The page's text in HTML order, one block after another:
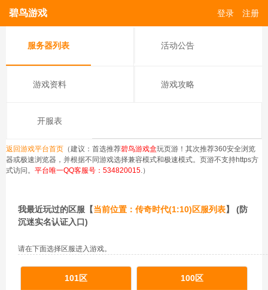
碧鸟游戏 登录 注册
服务器列表 活动公告
游戏资料 游戏攻略
开服表
返回游戏平台首页 （建议：首选推荐碧鸟游戏盒玩页游！其次推荐360安全浏览
器或极速浏览器，并根据不同游戏选择兼容模式和极速模式。页游不支持https方
式访问。 平台唯一QQ客服号：534820015.）
我最近玩过的区服【当前位置：传奇时代(1:10)区服列表】
(防
沉迷实名认证入口)
请在下面选择区服进入游戏。
101区 100区